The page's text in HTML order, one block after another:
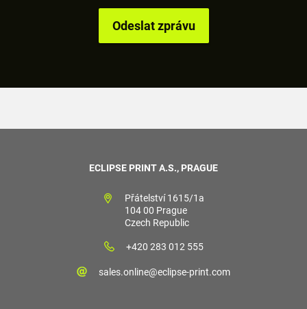
ECLIPSE PRINT A.S., PRAGUE
Přátelství 1615/1a
104 00 Prague
Czech Republic
+420 283 012 555
sales.online@eclipse-print.com